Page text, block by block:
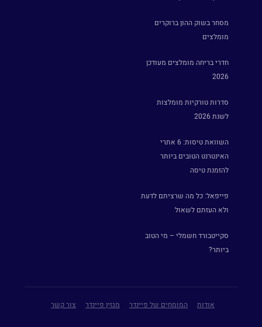
מסחר בשוק ההון ברוקרים
מומלצים
חדרי בריחה מומלצים מעודכן
2026
סדרות טורקיות מומלצות
לשנת 2026
השוואת טיסות: 6 אתרי
האינטרנט הטובים ביותר
להזמנת טיסה
פייפאל: כל מה שרציתם לדעת
ולא העזתם לשאול
סקייטבורד חשמלי – מי הטוב
ביותר?
אודות המומחים של פיינדר מגזין פיינדר צור קשר